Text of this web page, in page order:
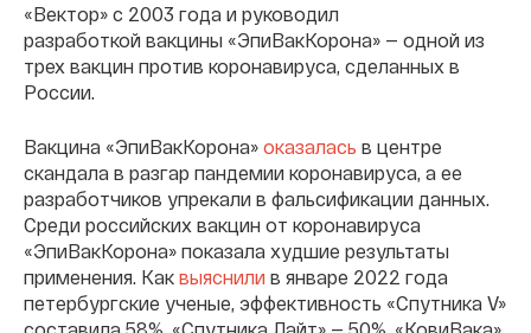
«Вектор» с 2003 года и руководил
разработкой вакцины «ЭпиВакКорона» — одной из
трех вакцин против коронавируса, сделанных в
России.
Вакцина «ЭпиВакКорона» оказалась в центре
скандала в разгар пандемии коронавируса, а ее
разработчиков упрекали в фальсификации данных.
Среди российских вакцин от коронавируса
«ЭпиВакКорона» показала худшие результаты
применения. Как выяснили в январе 2022 года
петербургские ученые, эффективность «Спутника V»